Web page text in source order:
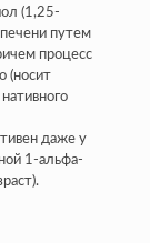
(1,25-
путем
процесс
(носит
даже у
1-альфа-